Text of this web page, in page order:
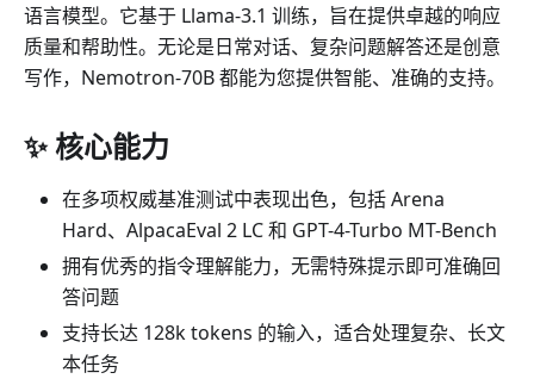
语言模型。它基于 Llama-3.1 训练，旨在提供卓越的响应
质量和帮助性。无论是日常对话、复杂问题解答还是创意
写作，Nemotron-70B 都能为您提供智能、准确的支持。
✨ 核心能力
在多项权威基准测试中表现出色，包括 Arena
Hard、AlpacaEval 2 LC 和 GPT-4-Turbo MT-Bench
拥有优秀的指令理解能力，无需特殊提示即可准确回
答问题
支持长达 128k tokens 的输入，适合处理复杂、长文
本任务